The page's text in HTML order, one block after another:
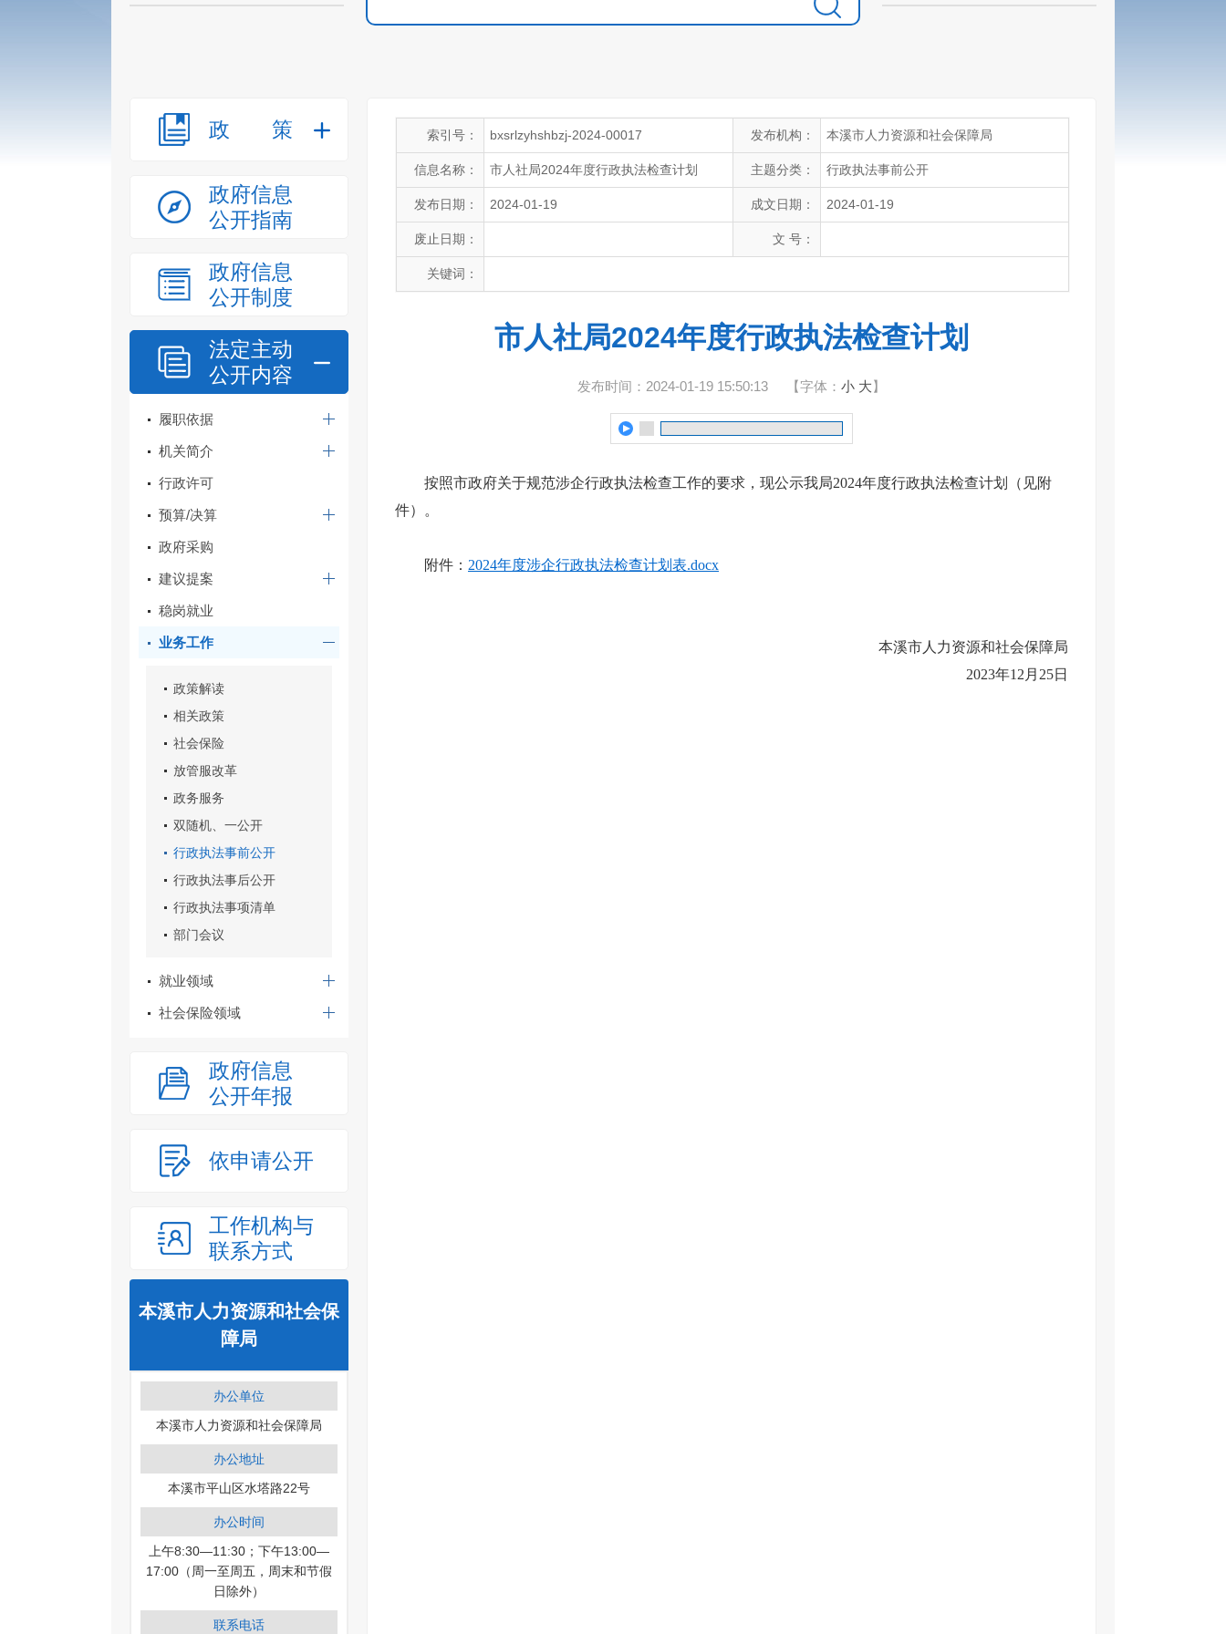
政策
政府信息
公开指南
政府信息
公开制度
法定主动
公开内容
履职依据
机关简介
行政许可
预算/决算
政府采购
建议提案
稳岗就业
业务工作
政策解读
相关政策
社会保险
放管服改革
政务服务
双随机、一公开
行政执法事前公开
行政执法事后公开
行政执法事项清单
部门会议
就业领域
社会保险领域
政府信息
公开年报
依申请公开
工作机构与
联系方式
本溪市人力资源和社会保
障局
办公单位
本溪市人力资源和社会保障局
办公地址
本溪市平山区水塔路22号
办公时间
上午8:30—11:30；下午13:00—
17:00（周一至周五，周末和节假
日除外）
联系电话
索引号： bxsrlzyhshbzj-2024-00017 发布机构： 本溪市人力资源和社会保障局
信息名称： 市人社局2024年度行政执法检查计划 主题分类： 行政执法事前公开
发布日期： 2024-01-19 成文日期： 2024-01-19
废止日期： 文 号：
关键词：
市人社局2024年度行政执法检查计划
发布时间：2024-01-19 15:50:13 【字体： 小 大】
按照市政府关于规范涉企行政执法检查工作的要求，现公示我局2024年度行政执法检查计划（见附
件）。
附件： 2024年度涉企行政执法检查计划表.docx
本溪市人力资源和社会保障局
2023年12月25日